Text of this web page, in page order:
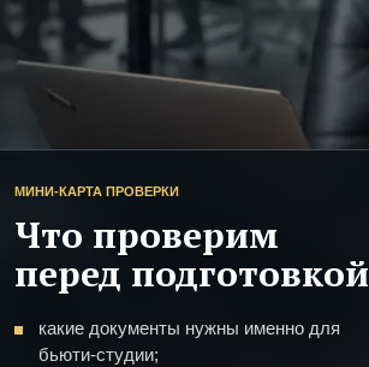
МИНИ-КАРТА ПРОВЕРКИ
Что проверим
перед подготовкой
какие документы нужны именно для
бьюти-студии;